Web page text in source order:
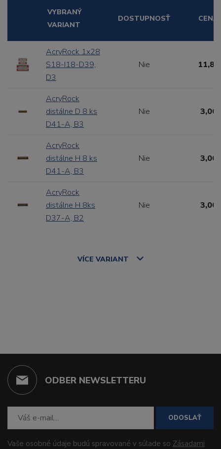
VYBRANÝ
VARIANT
DOSTUPNOSŤ CENA
AcryRock 1x28
S18-I18-D39,
D3
Nie
AcryRock
distálne D 8 ks
D41-A, B3
Nie 3,00
AcryRock
distálne H 8 ks
D41-A, B3
Nie 3,00
AcryRock
distálne H 8ks
D37-A, B2
Nie 3,00
VÍCE VARIANT
ODBER NEWSLETTERU
ODOSLAŤ
Vaše osobné údaje budú spravované v súlade so Zásadami